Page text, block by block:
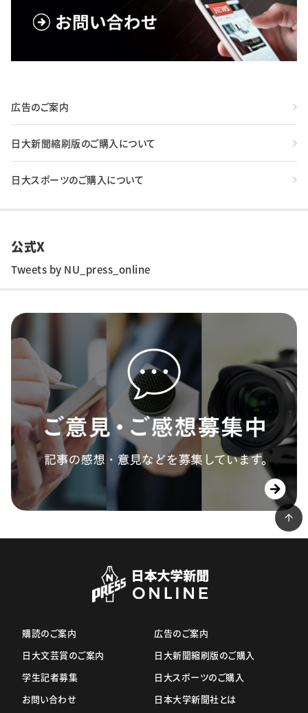
広告のご案内
日大新聞縮刷版のご購入について
日大スポーツのご購入について
公式X
Tweets by NU_press_online
購読のご案内
日大文芸賞のご案内
学生記者募集
お問い合わせ
広告のご案内
日大新聞縮刷版のご購入
日大スポーツのご購入
日本大学新聞社とは